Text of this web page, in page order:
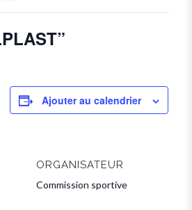
Ajouter au calendrier
ORGANISATEUR
Commission sportive